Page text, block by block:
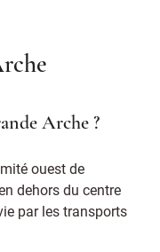
Arche ?
ouest de
dehors du centre
par les transports